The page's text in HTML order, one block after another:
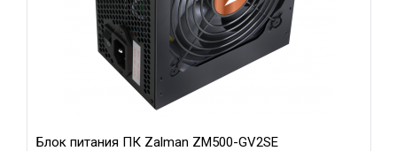
Блок питания ПК Zalman ZM500-GV2SE